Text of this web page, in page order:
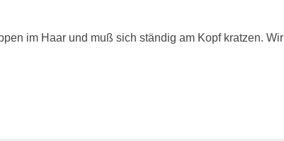
im Haar und muß sich ständig am Kopf kratzen. Wir